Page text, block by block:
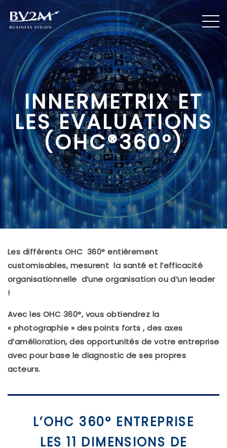
INNERMETRIX ET
LES EVALUATIONS
(OHC®360°)
Les différents OHC 360° entièrement
customisables, mesurent la santé et l’efficacité
organisationnelle d’une organisation ou d’un leader
!
Avec les OHC 360°, vous obtiendrez la
« photographie » des points forts , des axes
d’amélioration, des opportunités de votre entreprise
avec pour base le diagnostic de ses propres
acteurs.
L’OHC 360° ENTREPRISE
LES 11 DIMENSIONS DE